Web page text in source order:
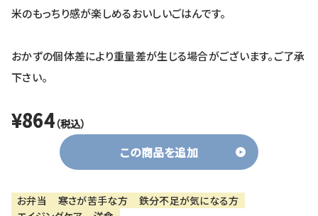
米のもっちり感が楽しめるおいしいごはんです。
おかずの個体差により重量差が生じる場合がございます。ご了承
下さい。
¥864（税込）
この商品を追加
お弁当 寒さが苦手な方
鉄分不足が気になる方